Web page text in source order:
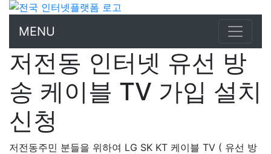
MENU
저전동 인터넷 유선 방
송 케이블 TV 가입 설치
신청
저전동주민 분들을 위하여 LG SK KT 케이블 TV ( 유선 방